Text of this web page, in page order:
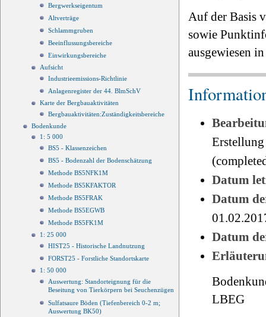
Bergwerkseigentum
Altverträge
Schlammgruben
Beeinflussungsbereiche
Einwirkungsbereiche
Aufsicht
Industrieemissions-Richtlinie
Anlagenregister der 44. BlmSchV
Karte der Bergbauaktivitäten
Bergbauaktivitäten:Zuständigkeitsbereiche
Bodenkunde
1: 5 000
BS5 - Klassenzeichen
BS5 - Bodenzahl der Bodenschätzung
Methode BS5NFK1M
Methode BS5KFAKTOR
Methode BS5FRAK
Methode BS5EGWB
Methode BS5FK1M
1: 25 000
HIST25 - Historische Landnutzung
FORST25 - Forstliche Standortskarte
1: 50 000
Auswertung: Standorteignung für die
Beseitung von Tierkörpern bei Seuchenzügen
Sulfatsaure Böden (Tiefenbereich 0-2 m;
Auswertung BK50)
Auf der Basis
sowie
ausgewiesen
Erstellung
Datum
Datum
Datum
LBEG